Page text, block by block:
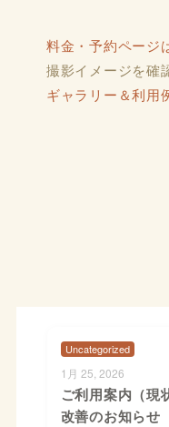
料金・予約ページ
撮影イメージを確
ギャラリー＆利用
Uncategorized
1月 25, 2026
ご利用案内（現
改善のお知らせ